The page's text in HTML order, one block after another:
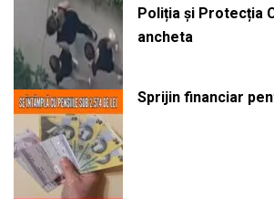
Poliția și Protecția
ancheta
Sprijin financiar